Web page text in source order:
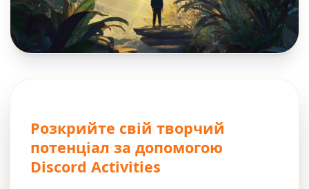
Розкрийте свій творчий
потенціал за допомогою
Discord Activities